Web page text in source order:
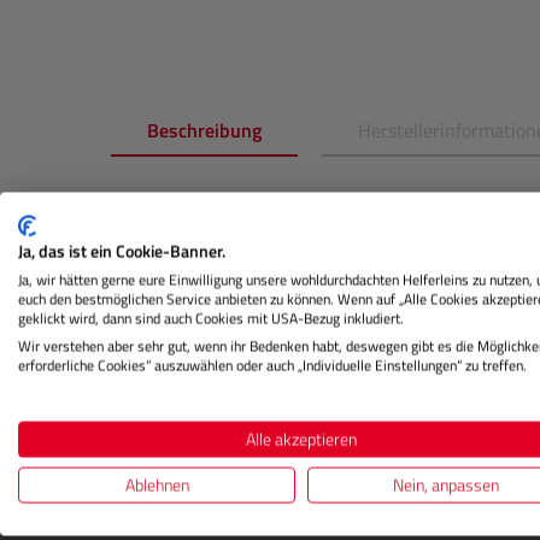
Beschreibung
Yellow)"
Dieser hochwertige Papierhintergrund für
Oberfläche, die ideal zur Erstellung von
Produktfotografie und viele weiteren
Ja, das ist ein Cookie-Banner.
Ja, wir hätten gerne eure Einwilligung unsere wohldurchdachten Helferleins zu nutzen,
euch den bestmöglichen Service anbieten zu können. Wenn auf „Alle Cookies
geklickt wird, dann sind auch Cookies mit USA-Bezug inkludiert.
Wir verstehen aber sehr gut, wenn ihr Bedenken habt, deswegen gibt es die
erforderliche Cookies“ auszuwählen oder auch „Individuelle Einstellungen“ zu treffen.
Alle akzeptieren
Ablehnen
Nein, anpassen